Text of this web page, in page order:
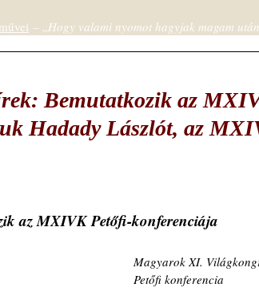
Bemutatkozik az
Hadady Lászlót, az
az MXIVK Petőfi-konferenciája
Magyarok XI.
Petőfi konferencia
– „Hogy valami nyomot hagyjak magam